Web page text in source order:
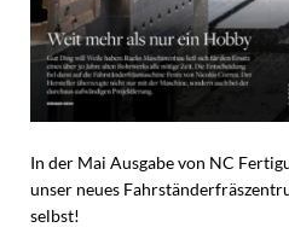
In der Mai Ausgabe von NC
unser neues
selbst!